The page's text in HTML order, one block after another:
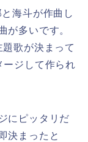
海斗が作曲し
が多いです。
歌が決まって
ージして作られ
にピッタリだ
決まったと